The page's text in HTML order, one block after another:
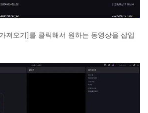
져오기]를 클릭해서 원하는 동영상을 삽입